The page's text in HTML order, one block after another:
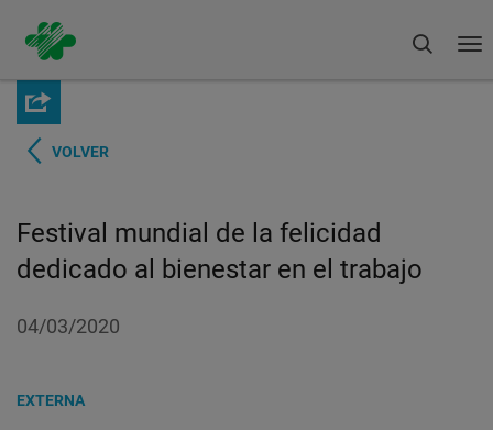
Pasar
contenido
principal
Buscar
VOLVER
Festival mundial de la felicidad
dedicado al bienestar en el trabajo
04/03/2020
EXTERNA